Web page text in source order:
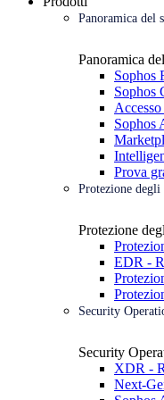
Panoramica del
Panoramica
Sophos
Sophos
Sophos
Prova
Protezione degli
Protezione
EDR -
Security
Security
XDR -
Next-